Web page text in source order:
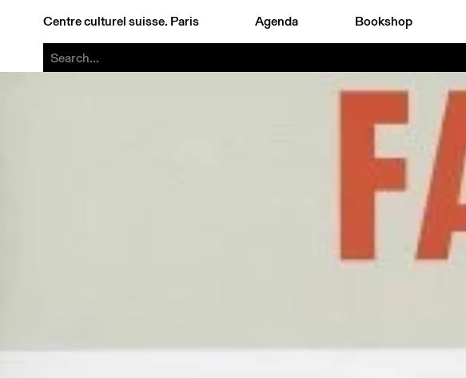
Centre culturel suisse. Paris Agenda Bookshop